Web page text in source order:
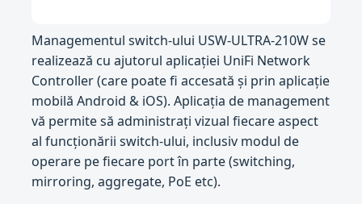
Managementul switch-ului USW-ULTRA-210W se
realizează cu ajutorul aplicației UniFi Network
Controller (care poate fi accesată și prin aplicație
mobilă Android & iOS). Aplicația de management
vă permite să administrați vizual fiecare aspect
al funcționării switch-ului, inclusiv modul de
operare pe fiecare port în parte (switching,
mirroring, aggregate, PoE etc).